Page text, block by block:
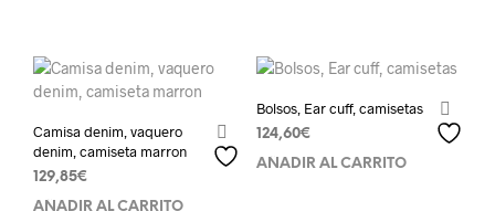
Camisa denim, vaquero
denim, camiseta marron
129,85€
AÑADIR AL CARRITO
Bolsos, Ear cuff, camisetas
124,60€
AÑADIR AL CARRITO